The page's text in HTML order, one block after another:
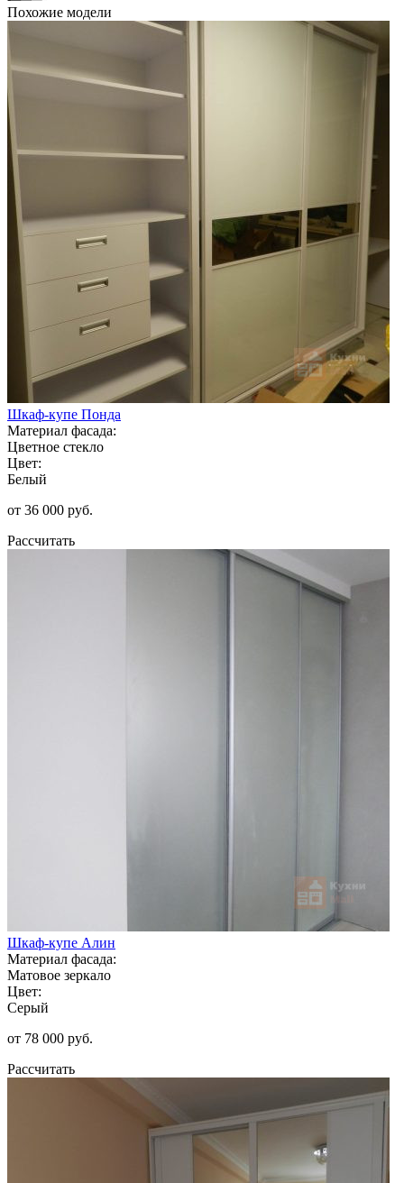
Похожие модели
Шкаф-купе Понда
Материал фасада:
Цветное стекло
Цвет:
Белый
от 36 000 руб.
Рассчитать
Шкаф-купе Алин
Материал фасада:
Матовое зеркало
Цвет:
Серый
от 78 000 руб.
Рассчитать